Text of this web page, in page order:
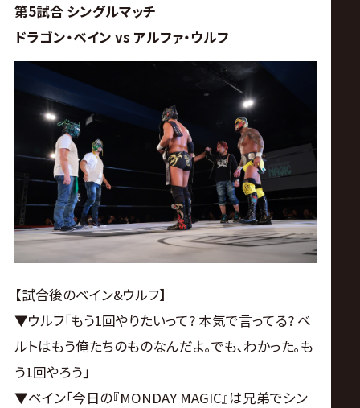
第5試合 シングルマッチ
ドラゴン・ベイン vs アルファ・ウルフ
【試合後のベイン&ウルフ】
▼ウルフ｢もう1回やりたいって? 本気で言ってる? ベ
ルトはもう俺たちのものなんだよ｡でも､わかった｡も
う1回やろう｣
▼ベイン｢今日の『MONDAY MAGIC』は兄弟でシン